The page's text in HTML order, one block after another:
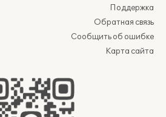
Поддержка
Обратная связь
Сообщить об ошибке
Карта сайта